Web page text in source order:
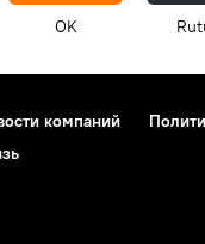
OK
компаний